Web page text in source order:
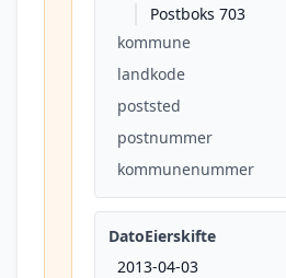
Postboks 703
kommune
landkode
poststed
postnummer
kommunenummer
DatoEierskifte
2013-04-03